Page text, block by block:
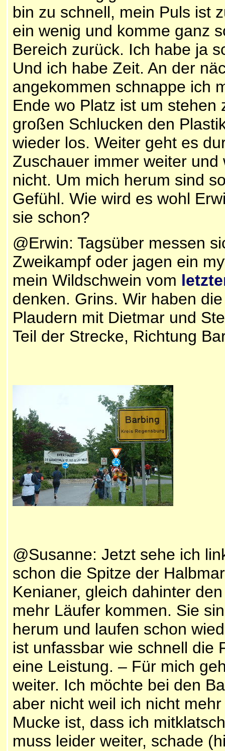
bin zu schnell, mein Puls ist
ein wenig und komme ganz
Bereich zurück. Ich habe ja
Und ich habe Zeit. An der
angekommen schnappe ich
Ende wo Platz ist um
großen Schlucken den
wieder los. Weiter geht es
Zuschauer immer weiter
nicht. Um mich herum sind
Gefühl. Wie wird es wohl
sie schon?
@Erwin: Tagsüber messen
Zweikampf oder jagen ein
mein Wildschwein vom
denken. Grins. Wir haben
Plaudern mit Dietmar und
Teil der Strecke, Richtung
@Susanne: Jetzt sehe ich
schon die Spitze der
Kenianer, gleich dahinter
mehr Läufer kommen. Sie
herum und laufen schon
ist unfassbar wie schnell die
eine Leistung. – Für mich
weiter. Ich möchte bei den
aber nicht weil ich nicht
Mucke ist, dass ich
muss leider weiter, schade